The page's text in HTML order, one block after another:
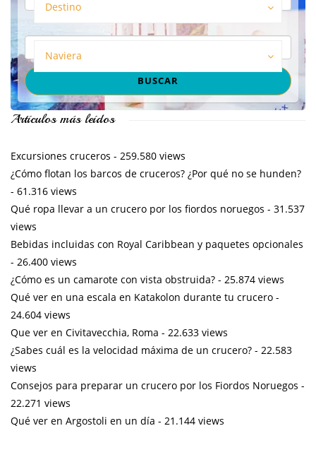
Destino
Naviera
Artículos más leídos
Excursiones cruceros - 259.580 views
¿Cómo flotan los barcos de cruceros? ¿Por qué no se hunden?
- 61.316 views
Qué ropa llevar a un crucero por los fiordos noruegos - 31.537
views
Bebidas incluidas con Royal Caribbean y paquetes opcionales
- 26.400 views
¿Cómo es un camarote con vista obstruida? - 25.874 views
Qué ver en una escala en Katakolon durante tu crucero -
24.604 views
Que ver en Civitavecchia, Roma - 22.633 views
¿Sabes cuál es la velocidad máxima de un crucero? - 22.583
views
Consejos para preparar un crucero por los Fiordos Noruegos -
22.271 views
Qué ver en Argostoli en un día - 21.144 views